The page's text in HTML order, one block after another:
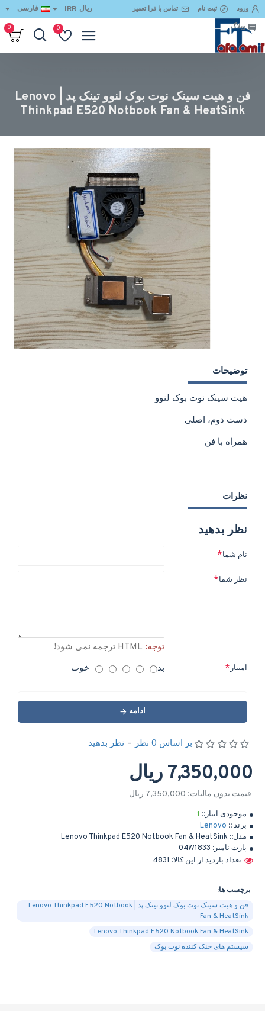
ورود ثبت نام تماس با فرا تعمیر
وبلاگ
ریال IRR فارسی
0
0
فن و هیت سینک نوت بوک لنوو تینک پد | Lenovo
Thinkpad E520 Notbook Fan & HeatSink
توضیحات
هیت سینک نوت بوک لنوو
دست دوم، اصلی
همراه با فن
نظرات
نظر بدهید
نام شما
نظر شما
توجه:
امتیاز بد خوب
ادامه
موجودی انبار:: 1
برند :: Lenovo
مدل:: Lenovo Thinkpad E520 Notbook Fan & HeatSink
پارت نامبر: 04W1833
تعداد بازدید از این کالا: 4831
بر اساس 0 نظر - نظر بدهید
7,350,000 ریال
قیمت بدون مالیات: 7,350,000 ریال
برچسب ها:
فن و هیت سینک نوت بوک لنوو تینک پد | Lenovo Thinkpad E520 Notbook
Fan & HeatSink
Lenovo Thinkpad E520 Notbook Fan & HeatSink
سیستم های خنک کننده نوت بوک